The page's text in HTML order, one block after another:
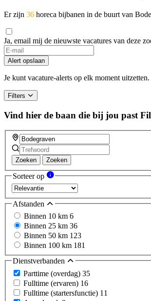
Er zijn 36 horeca bijbanen in de buurt van
Ja, email mij de nieuwste vacatures van deze
Alert opslaan
Je kunt vacature-alerts op elk moment uitzetten.
Filters
Vind hier de baan die bij jou past
Zoeken Zoeken
Sorteer op
Afstanden
Binnen 10 km 6
Binnen 25 km 36
Binnen 50 km 123
Binnen 100 km 181
Dienstverbanden
Parttime (overdag) 35
Fulltime (ervaren) 16
Fulltime (startersfunctie) 11